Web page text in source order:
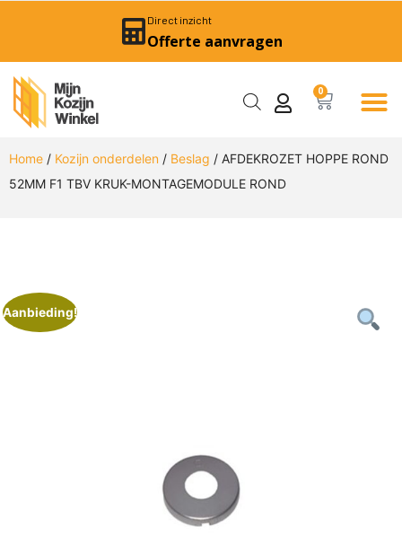
Direct inzicht
Offerte aanvragen
0
Home / Kozijn onderdelen / Beslag / AFDEKROZET HOPPE ROND
52MM F1 TBV KRUK-MONTAGEMODULE ROND
Aanbieding!